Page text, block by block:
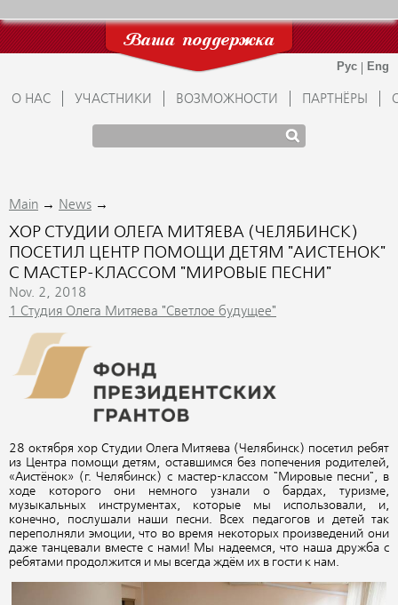
Ваша поддержка
О НАС УЧАСТНИКИ ВОЗМОЖНОСТИ ПАРТНЁРЫ
Main → News →
ХОР СТУДИИ ОЛЕГА МИТЯЕВА (ЧЕЛЯБИНСК)
ПОСЕТИЛ ЦЕНТР ПОМОЩИ ДЕТЯМ "АИСТЕНОК"
С МАСТЕР-КЛАССОМ "МИРОВЫЕ ПЕСНИ"
Nov. 2, 2018
1 Студия Олега Митяева "Светлое будущее"
28 октября хор Студии Олега Митяева (Челябинск) посетил ребят
из Центра помощи детям, оставшимся без попечения родителей,
«Аистёнок» (г. Челябинск) с мастер-классом "Мировые песни", в
ходе которого они немного узнали о бардах, туризме,
музыкальных инструментах, которые мы использовали, и,
конечно, послушали наши песни. Всех педагогов и детей так
переполняли эмоции, что во время некоторых произведений они
даже танцевали вместе с нами! Мы надеемся, что наша дружба с
ребятами продолжится и мы всегда ждём их в гости к нам.